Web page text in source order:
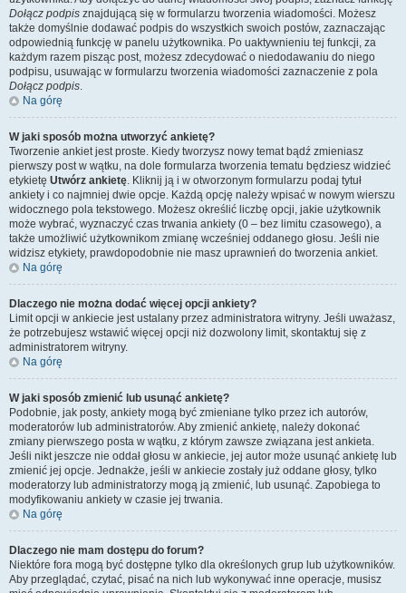
Dołącz podpis znajdującą się w formularzu tworzenia wiadomości. Możesz
także domyślnie dodawać podpis do wszystkich swoich postów, zaznaczając
odpowiednią funkcję w panelu użytkownika. Po uaktywnieniu tej funkcji, za
każdym razem pisząc post, możesz zdecydować o niedodawaniu do niego
podpisu, usuwając w formularzu tworzenia wiadomości zaznaczenie z pola
Dołącz podpis.
Na górę
W jaki sposób można utworzyć ankietę?
Tworzenie ankiet jest proste. Kiedy tworzysz nowy temat bądź zmieniasz
pierwszy post w wątku, na dole formularza tworzenia tematu będziesz widzieć
etykietę Utwórz ankietę. Kliknij ją i w otworzonym formularzu podaj tytuł
ankiety i co najmniej dwie opcje. Każdą opcję należy wpisać w nowym wierszu
widocznego pola tekstowego. Możesz określić liczbę opcji, jakie użytkownik
może wybrać, wyznaczyć czas trwania ankiety (0 – bez limitu czasowego), a
także umożliwić użytkownikom zmianę wcześniej oddanego głosu. Jeśli nie
widzisz etykiety, prawdopodobnie nie masz uprawnień do tworzenia ankiet.
Na górę
Dlaczego nie można dodać więcej opcji ankiety?
Limit opcji w ankiecie jest ustalany przez administratora witryny. Jeśli uważasz,
że potrzebujesz wstawić więcej opcji niż dozwolony limit, skontaktuj się z
administratorem witryny.
Na górę
W jaki sposób zmienić lub usunąć ankietę?
Podobnie, jak posty, ankiety mogą być zmieniane tylko przez ich autorów,
moderatorów lub administratorów. Aby zmienić ankietę, należy dokonać
zmiany pierwszego posta w wątku, z którym zawsze związana jest ankieta.
Jeśli nikt jeszcze nie oddał głosu w ankiecie, jej autor może usunąć ankietę lub
zmienić jej opcje. Jednakże, jeśli w ankiecie zostały już oddane głosy, tylko
moderatorzy lub administratorzy mogą ją zmienić, lub usunąć. Zapobiega to
modyfikowaniu ankiety w czasie jej trwania.
Na górę
Dlaczego nie mam dostępu do forum?
Niektóre fora mogą być dostępne tylko dla określonych grup lub użytkowników.
Aby przeglądać, czytać, pisać na nich lub wykonywać inne operacje, musisz